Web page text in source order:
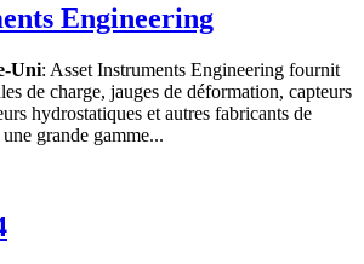
Engineering
Uni: Asset Instruments Engineering fournit
de charge, jauges de déformation, capteurs
hydrostatiques et autres fabricants de
grande gamme...